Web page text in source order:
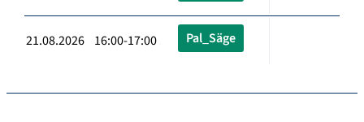
21.08.2026 16:00-17:00 Pal_Säge